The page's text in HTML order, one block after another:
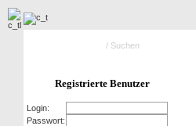
/ Suchen
Registrierte Benutzer
Login:
Passwort: